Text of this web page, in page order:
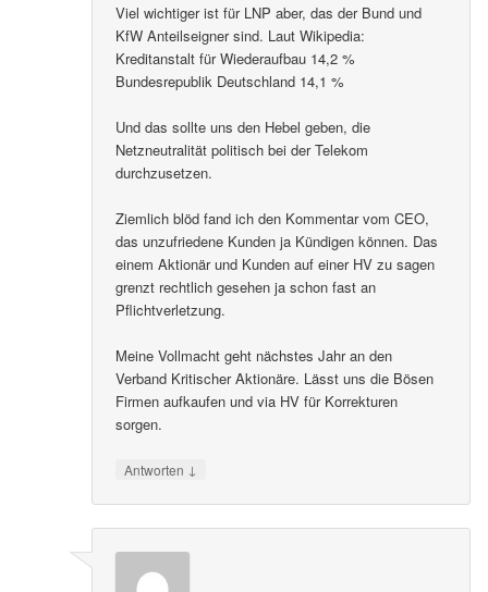
Viel wichtiger ist für LNP aber, das der Bund und
KfW Anteilseigner sind. Laut Wikipedia:
Kreditanstalt für Wiederaufbau 14,2 %
Bundesrepublik Deutschland 14,1 %
Und das sollte uns den Hebel geben, die
Netzneutralität politisch bei der Telekom
durchzusetzen.
Ziemlich blöd fand ich den Kommentar vom CEO,
das unzufriedene Kunden ja Kündigen können. Das
einem Aktionär und Kunden auf einer HV zu sagen
grenzt rechtlich gesehen ja schon fast an
Pflichtverletzung.
Meine Vollmacht geht nächstes Jahr an den
Verband Kritischer Aktionäre. Lässt uns die Bösen
Firmen aufkaufen und via HV für Korrekturen
sorgen.
Antworten ↓